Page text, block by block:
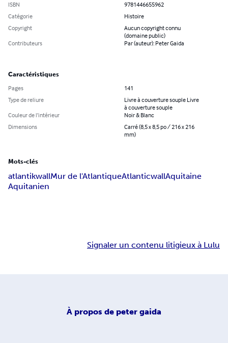
ISBN
9781446655962
Catégorie
Histoire
Copyright
Aucun copyright connu
(domaine public)
Contributeurs
Par (auteur): Peter Gaida
Caractéristiques
Pages
141
Type de reliure
Livre à couverture souple Livre
à couverture souple
Couleur de l’intérieur
Noir & Blanc
Dimensions
Carré (8,5 x 8,5 po / 216 x 216
mm)
Mots-clés
atlantikwallMur de l'AtlantiqueAtlanticwallAquitaine
Aquitanien
Signaler un contenu litigieux à Lulu
À propos de peter gaida